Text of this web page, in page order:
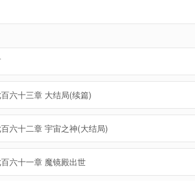
六十三章 大结局(续篇)
六十二章 宇宙之神(大结局)
六十一章 魔镜殿出世